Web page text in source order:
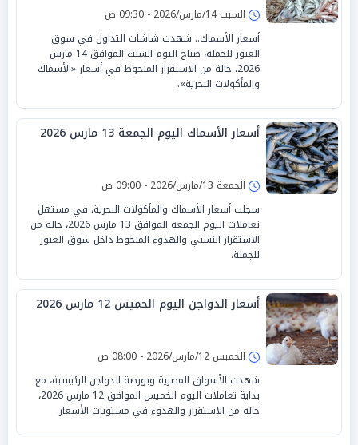
السبت 14/مارس/2026 - 09:30 ص
أسعار الأسماك.. شهدت شاشات التداول في سوق
العبور للجملة، صباح اليوم السبت الموافق 14 مارس
2026، حالة من الاستقرار الملحوظ في أسعار «الأسماك
والمأكولات البحرية».
أسعار الأسماك اليوم الجمعة 13 مارس 2026
الجمعة 13/مارس/2026 - 09:00 ص
سجلت أسعار الأسماك والمأكولات البحرية، في مستهل
تعاملات اليوم الجمعة الموافق 13 مارس 2026، حالة من
الاستقرار النسبي والهدوء الملحوظ داخل سوق العبور
للجملة.
أسعار الدواجن اليوم الخميس 12 مارس 2026
الخميس 12/مارس/2026 - 08:00 ص
شهدت الأسواق المصرية وبورصة الدواجن الرئيسية، مع
بداية تعاملات اليوم الخميس الموافق 12 مارس 2026،
حالة من الاستقرار والهدوء في مستويات الأسعار.